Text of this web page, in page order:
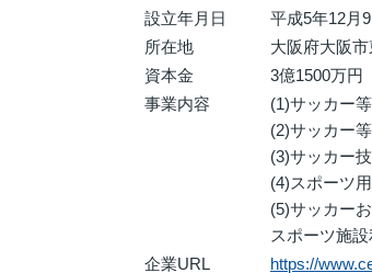
設立年月日
平成5年12月
所在地
大阪府大阪市
資本金
3億1500万円
事業内容
(1)サッカー
(2)サッカー
(3)サッカー
(4)スポーツ
(5)サッカー
スポーツ施
企業URL
https://